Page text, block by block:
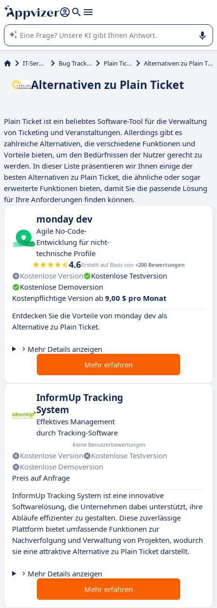
beantworten (mehrere Zeilen mit
Die KI von Appvizer führt Sie bei der Nutzung oder Auswahl
von SaaS-Software in Unternehmen.
IT-Service Bug Tracking Plain Ticket Alternativen zu Plain Ticket
Alternativen zu Plain Ticket
Plain Ticket ist ein beliebtes Software-Tool für die Verwaltung
von Ticketing und Veranstaltungen. Allerdings gibt es
zahlreiche Alternativen, die verschiedene Funktionen und
Vorteile bieten, um den Bedürfnissen der Nutzer gerecht zu
werden. In dieser Liste präsentieren wir Ihnen einige der
besten Alternativen zu Plain Ticket, die ähnliche oder sogar
erweiterte Funktionen bieten, damit Sie die passende Lösung
für Ihre Anforderungen finden können.
monday dev
Agile No-Code-
Entwicklung für nicht-
technische Profile
4.6Erstellt auf Basis von +200 Bewertungen
Kostenlose Version
Kostenlose Testversion
Kostenlose Demoversion
Kostenpflichtige Version ab 9,00 $ pro Monat
Entdecken Sie die Vorteile von monday dev als
Alternative zu Plain Ticket.
Mehr Details anzeigen
Mehr erfahren
InformUp Tracking
System
Effektives Management
durch Tracking-Software
Keine Benutzerbewertungen
Kostenlose Version
Kostenlose Testversion
Kostenlose Demoversion
Preis auf Anfrage
InformUp Tracking System ist eine innovative
Softwarelösung, die Unternehmen dabei unterstützt, ihre
Abläufe effizienter zu gestalten. Diese zuverlässige
Plattform bietet umfassende Funktionen zur
Nachverfolgung und Verwaltung von Projekten, wodurch
sie eine attraktive Alternative zu Plain Ticket darstellt.
Mehr Details anzeigen
Mehr erfahren